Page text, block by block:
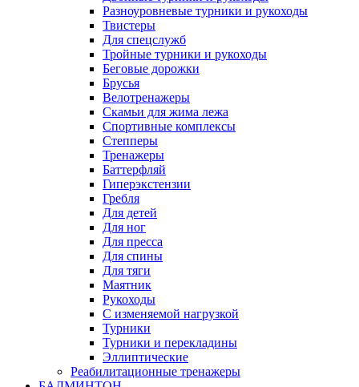
Разноуровневые турники и рукоходы
Твистеры
Для спецслужб
Тройные турники и рукоходы
Беговые дорожки
Брусья
Велотренажеры
Скамьи для жима лежа
Спортивные комплексы
Степперы
Тренажеры
Баттерфляй
Гиперэкстензии
Гребля
Для детей
Для ног
Для пресса
Для спины
Для тяги
Маятник
Рукоходы
С изменяемой нагрузкой
Турники
Турники и перекладины
Эллиптические
Реабилитационные тренажеры